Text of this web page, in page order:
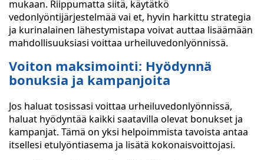
mukaan. Riippumatta siitä, käytätkö
vedonlyöntijärjestelmää vai et, hyvin harkittu strategia
ja kurinalainen lähestymistapa voivat auttaa lisäämään
mahdollisuuksiasi voittaa urheiluvedonlyönnissä.
Voiton maksimointi: Hyödynnä
bonuksia ja kampanjoita
Jos haluat tosissasi voittaa urheiluvedonlyönnissä,
haluat hyödyntää kaikki saatavilla olevat bonukset ja
kampanjat. Tämä on yksi helpoimmista tavoista antaa
itsellesi etulyöntiasema ja lisätä kokonaisvoittojasi.